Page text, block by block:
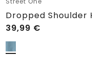
39,99 €